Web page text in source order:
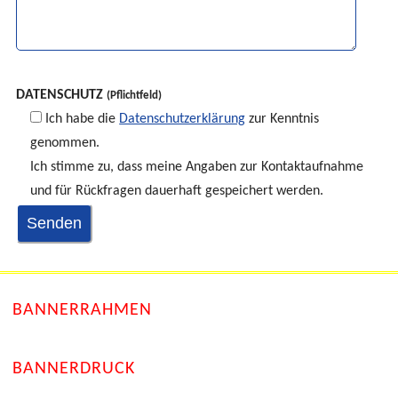
DATENSCHUTZ(Pflichtfeld)
Ich habe die Datenschutzerklärung zur Kenntnis
genommen.
Ich stimme zu, dass meine Angaben zur Kontaktaufnahme
und für Rückfragen dauerhaft gespeichert werden.
BANNERRAHMEN
BANNERDRUCK